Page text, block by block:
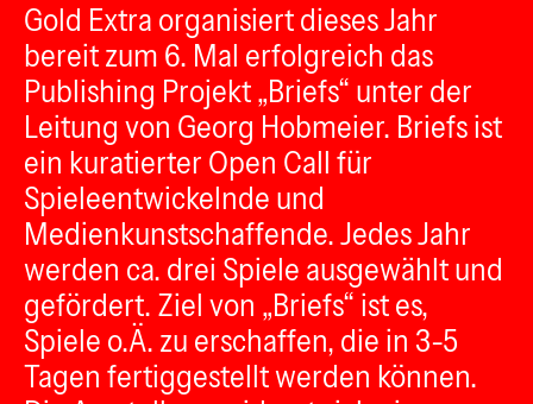
Gold Extra organisiert dieses Jahr
bereit zum 6. Mal erfolgreich das
Publishing Projekt „Briefs“ unter der
Leitung von Georg Hobmeier. Briefs ist
ein kuratierter Open Call für
Spieleentwickelnde und
Medienkunstschaffende. Jedes Jahr
werden ca. drei Spiele ausgewählt und
gefördert. Ziel von „Briefs“ ist es,
Spiele o.Ä. zu erschaffen, die in 3-5
Tagen fertiggestellt werden können.